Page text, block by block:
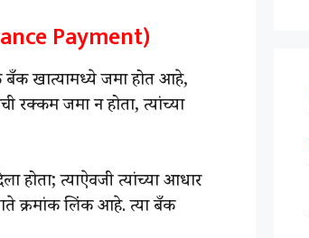
Payment)
खात्यामध्ये जमा होत आहे,
रक्कम जमा न होता, त्यांच्या
होता; त्याऐवजी त्यांच्या आधार
क्रमांक लिंक आहे. त्या बँक